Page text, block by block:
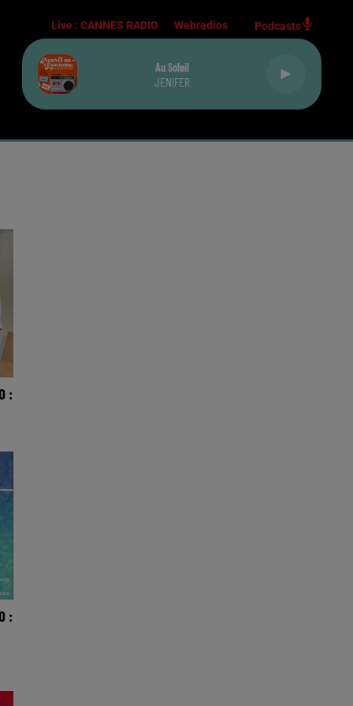
Live :CANNES RADIO Webradios Podcasts
Au Soleil
JENIFER
:
: